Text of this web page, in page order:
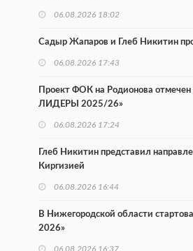
06.08.2026 18:02
Садыр Жапаров и Глеб Никитин
06.08.2026 17:43
Проект ФОК на Родионова
ЛИДЕРЫ 2025/26»
06.08.2026 17:24
Глеб Никитин представил
Киргизией
06.08.2026 16:44
В Нижегородской области
2026»
06.08.2026 16:37